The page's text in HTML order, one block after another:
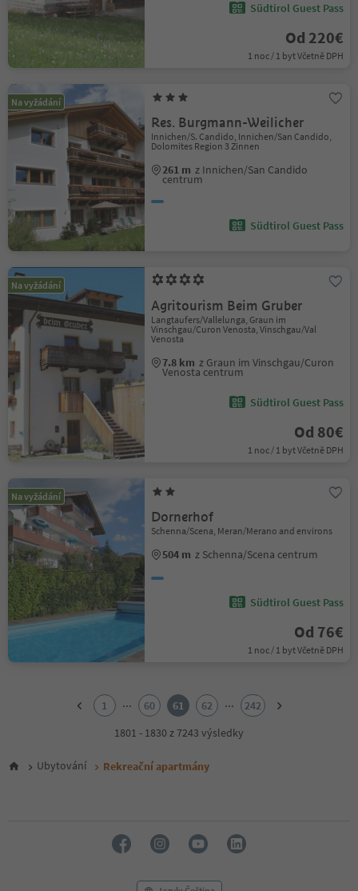
Südtirol Guest Pass
Od 220€
1 noc / 1 byt Včetně DPH
Na vyžádání
Res. Burgmann-Weilicher
Innichen/S. Candido, Innichen/San Candido,
Dolomites Region 3 Zinnen
261 m z Innichen/San Candido
centrum
Südtirol Guest Pass
Na vyžádání
Agritourism Beim Gruber
Langtaufers/Vallelunga, Graun im
Vinschgau/Curon Venosta, Vinschgau/Val
Venosta
7.8 km z Graun im Vinschgau/Curon
Venosta centrum
Südtirol Guest Pass
Od 80€
1 noc / 1 byt Včetně DPH
Na vyžádání
Dornerhof
Schenna/Scena, Meran/Merano and environs
504 m z Schenna/Scena centrum
Südtirol Guest Pass
Od 76€
1 noc / 1 byt Včetně DPH
6
1 ... 60 61 62 ...
242
1801 - 1830 z 7243 výsledky
Ubytování Rekreační apartmány